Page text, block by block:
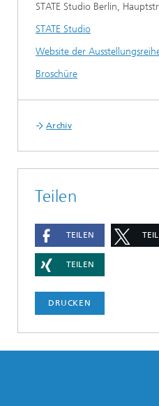
STATE Studio Berlin,
STATE Studio
Website der
Broschüre
Archiv
Teilen
TEILEN
TEILEN
DRUCKEN